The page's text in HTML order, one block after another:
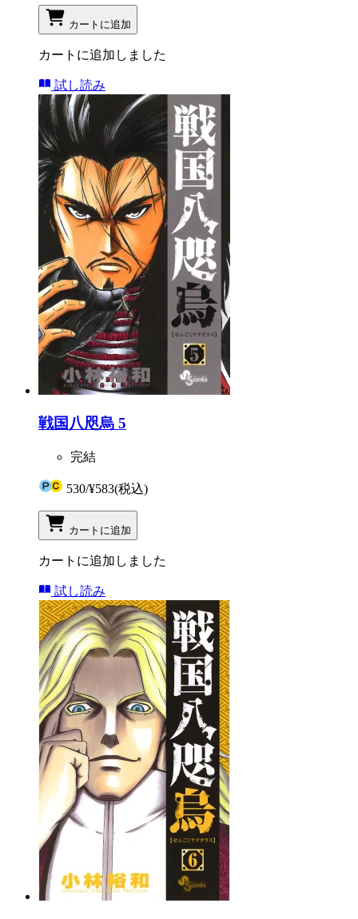
カートに追加
カートに追加しました
試し読み
戦国八咫烏 5
完結
530/¥583(税込)
カートに追加
カートに追加しました
試し読み